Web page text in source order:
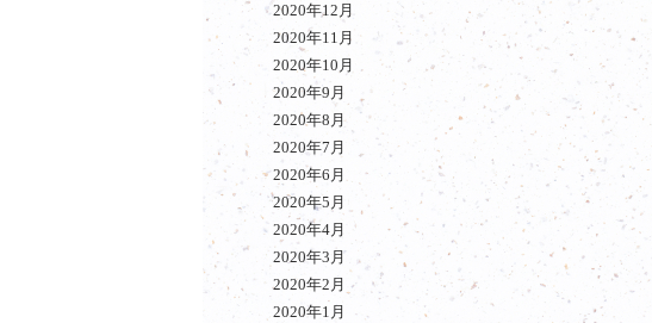
2020年12月
2020年11月
2020年10月
2020年9月
2020年8月
2020年7月
2020年6月
2020年5月
2020年4月
2020年3月
2020年2月
2020年1月